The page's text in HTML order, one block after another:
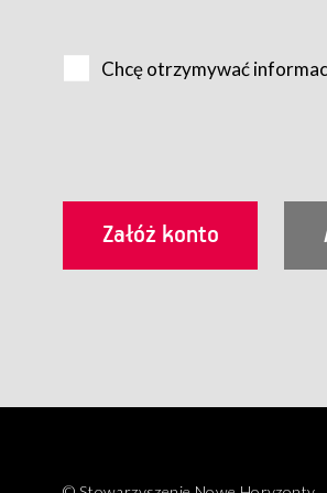
Usługobiorca przed
utrwalenie i wydrukowanie.
§ 3
Korzystanie ze wszystkich
Chcę otrzymywać